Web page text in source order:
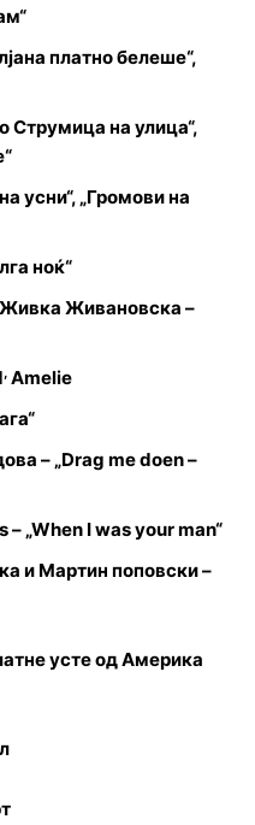
платно белеше“,
Струмица на улица“,
усни“, „Громови на
ноќ“
Живановска –
, Amelie
– „Drag me doen –
– „When I was your man“
и Мартин поповски –
усте од Америка